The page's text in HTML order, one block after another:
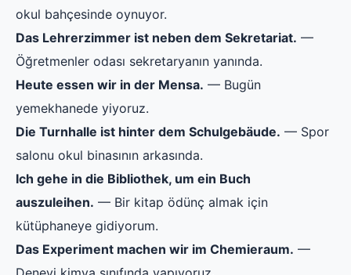
okul bahçesinde oynuyor.
Das Lehrerzimmer ist neben dem Sekretariat. —
Öğretmenler odası sekretaryanın yanında.
Heute essen wir in der Mensa. — Bugün
yemekhanede yiyoruz.
Die Turnhalle ist hinter dem Schulgebäude. — Spor
salonu okul binasının arkasında.
Ich gehe in die Bibliothek, um ein Buch
auszuleihen. — Bir kitap ödünç almak için
kütüphaneye gidiyorum.
Das Experiment machen wir im Chemieraum. —